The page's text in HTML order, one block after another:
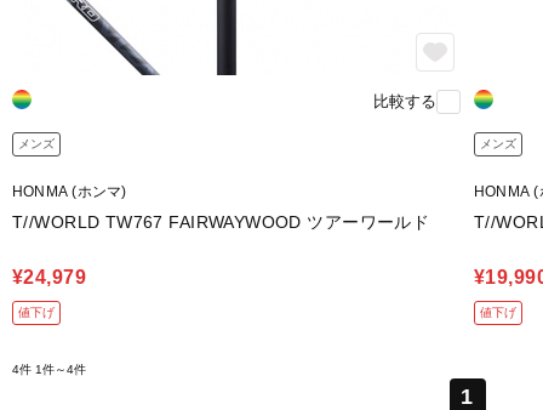
比較する
メンズ
HONMA (ホンマ)
T//WORLD TW767 FAIRWAYWOOD ツアーワールド
¥24,979
値下げ
メンズ
HONMA
T//
値下げ
4件 1件～4件
1